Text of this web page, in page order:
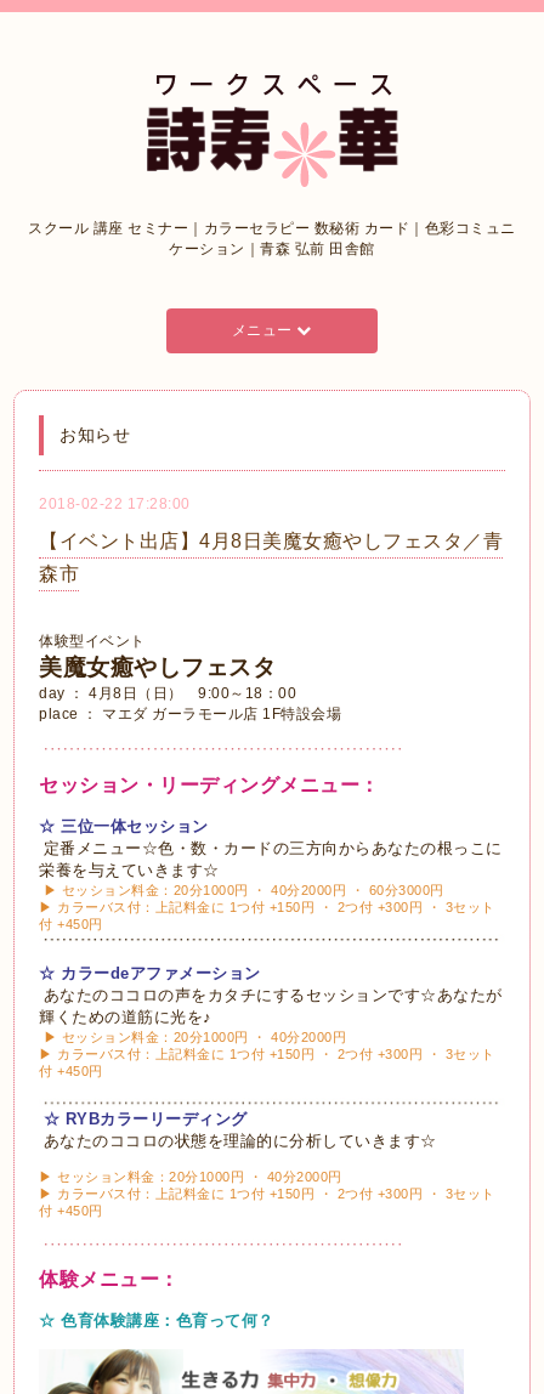
スクール 講座 セミナー｜カラーセラピー 数秘術 カード｜色彩コミュニ
ケーション｜青森 弘前 田舎館
メニュー
お知らせ
2018-02-22 17:28:00
【イベント出店】4月8日美魔女癒やしフェスタ／青
森市
体験型イベント
美魔女癒やしフェスタ
day ： 4月8日（日） 9:00～18：00
place ： マエダ ガーラモール店 1F特設会場
セッション・リーディングメニュー：
☆ 三位一体セッション
定番メニュー☆色・数・カードの三方向からあなたの根っこに
栄養を与えていきます☆
▶ セッション料金：20分1000円 ・ 40分2000円 ・ 60分3000円
▶ カラーバス付：上記料金に 1つ付 +150円 ・ 2つ付 +300円 ・ 3セット
付 +450円
☆ カラーdeアファメーション
あなたのココロの声をカタチにするセッションです☆あなたが
輝くための道筋に光を♪
▶ セッション料金：20分1000円 ・ 40分2000円
▶ カラーバス付：上記料金に 1つ付 +150円 ・ 2つ付 +300円 ・ 3セット
付 +450円
☆ RYBカラーリーディング
あなたのココロの状態を理論的に分析していきます☆
▶ セッション料金：20分1000円 ・ 40分2000円
▶ カラーバス付：上記料金に 1つ付 +150円 ・ 2つ付 +300円 ・ 3セット
付 +450円
体験メニュー：
☆ 色育体験講座：色育って何？